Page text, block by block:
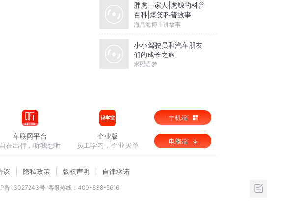
胖虎一家人|虎鲸的科普
百科|爆笑科普故事
海昌海博士讲故事
小小驾驶员和汽车朋友
们的成长之旅
米熙语梦
车联网平台
自在出行，听我想听
企业版
员工学习，企业买单
手机端
电脑端
议 隐私政策 版权声明 自律承诺
备13027243号 客服热线：400-838-5616